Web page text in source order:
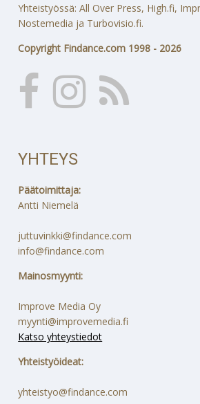
Yhteistyössä: All Over Press, High.fi,
Nostemedia ja Turbovisio.fi.
Copyright Findance.com 1998 - 2026
YHTEYS
Päätoimittaja:
Antti Niemelä
juttuvinkki@findance.com
info@findance.com
Mainosmyynti:
Improve Media Oy
myynti@improvemedia.fi
Katso yhteystiedot
Yhteistyöideat:
yhteistyo@findance.com